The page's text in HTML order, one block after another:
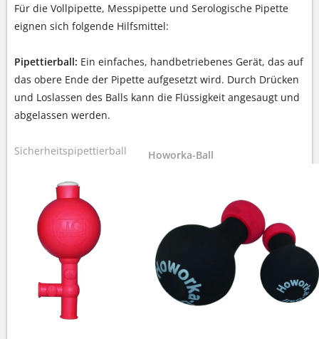
Für die Vollpipette, Messpipette und Serologische Pipette
eignen sich folgende Hilfsmittel:
Pipettierball: Ein einfaches, handbetriebenes Gerät, das auf
das obere Ende der Pipette aufgesetzt wird. Durch Drücken
und Loslassen des Balls kann die Flüssigkeit angesaugt und
abgelassen werden.
Sicherheitspipettierball Howorka-Ball